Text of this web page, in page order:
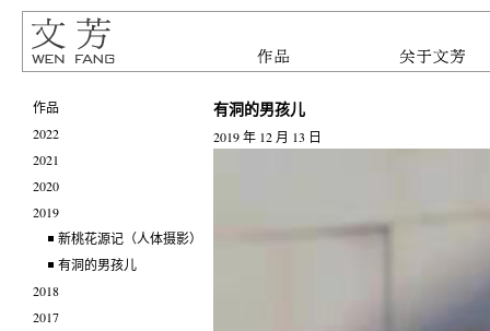
作品
2022
2021
2020
2019
新桃花源记（人体摄影）
有洞的男孩儿
2018
2017
有洞的男孩儿
2019 年 12 月 13 日